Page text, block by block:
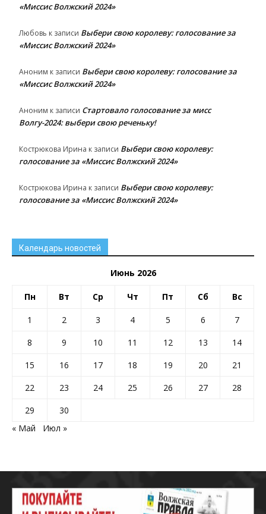
«Миссис Волжский 2024»
Любовь к записи Выбери свою королеву: голосование за
«Миссис Волжский 2024»
Аноним к записи Выбери свою королеву: голосование за
«Миссис Волжский 2024»
Аноним к записи Стартовало голосование за мисс
Волгу-2024: выбери свою реченьку!
Кострюкова Ирина к записи Выбери свою королеву:
голосование за «Миссис Волжский 2024»
Кострюкова Ирина к записи Выбери свою королеву:
голосование за «Миссис Волжский 2024»
Календарь новостей
Июнь 2026
Пн Вт Ср Чт Пт Сб Вс
1 2 3 4 5 6
7
8
9 10 11 12 13
14
15
16 17 18 19 20
21
22
23 24 25 26 27
28
29
30
« Май
Июл »